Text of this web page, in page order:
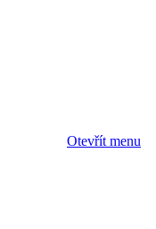
Otevřít menu